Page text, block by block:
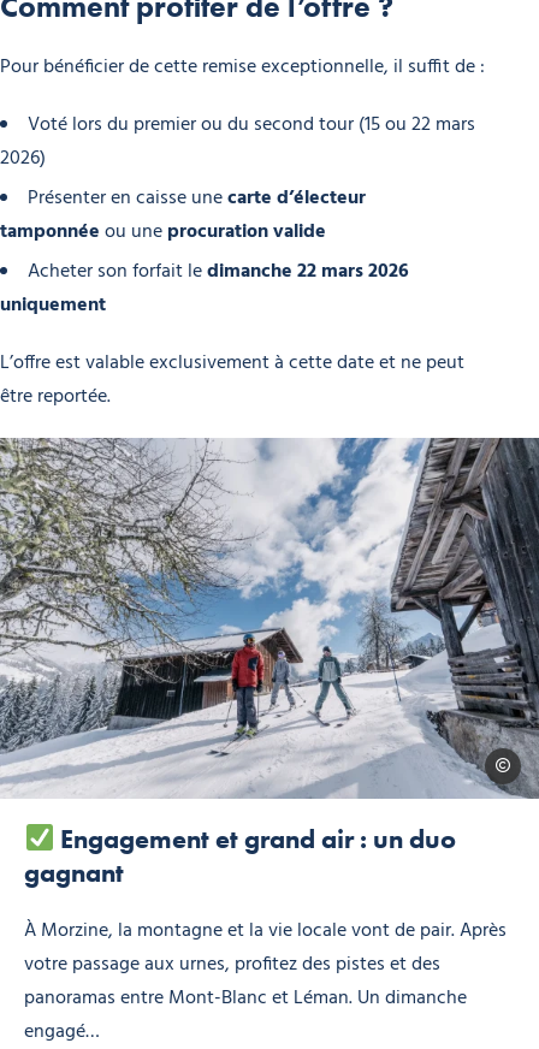
Pour bénéficier de cette remise exceptionnelle, il suffit de :
Voté lors du premier ou du second tour (15 ou 22 mars
2026)
Présenter en caisse unecarte d’électeur
tamponnéeou uneprocuration valide
Acheter son forfait ledimanche 22 mars 2026
uniquement
L’offre est valable exclusivement à cette date et ne peut
être reportée.
Engagement et grand air : un duo
gagnant
À Morzine, la montagne et la vie locale vont de pair. Après
votre passage aux urnes, profitez des pistes et des
panoramas entre Mont-Blanc et Léman. Un dimanche
engagé…